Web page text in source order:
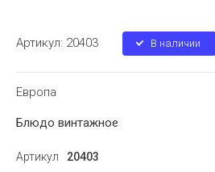
Артикул: 20403 В наличии
Европа
Блюдо винтажное
Артикул
20403